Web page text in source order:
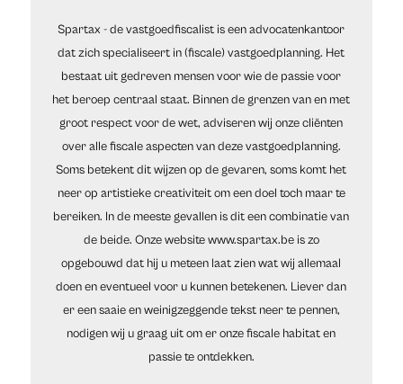
Spartax - de vastgoedfiscalist is een advocatenkantoor
dat zich specialiseert in (fiscale) vastgoedplanning. Het
bestaat uit gedreven mensen voor wie de passie voor
het beroep centraal staat. Binnen de grenzen van en met
groot respect voor de wet, adviseren wij onze cliënten
over alle fiscale aspecten van deze vastgoedplanning.
Soms betekent dit wijzen op de gevaren, soms komt het
neer op artistieke creativiteit om een doel toch maar te
bereiken. In de meeste gevallen is dit een combinatie van
de beide. Onze website www.spartax.be is zo
opgebouwd dat hij u meteen laat zien wat wij allemaal
doen en eventueel voor u kunnen betekenen. Liever dan
er een saaie en weinigzeggende tekst neer te pennen,
nodigen wij u graag uit om er onze fiscale habitat en
passie te ontdekken.